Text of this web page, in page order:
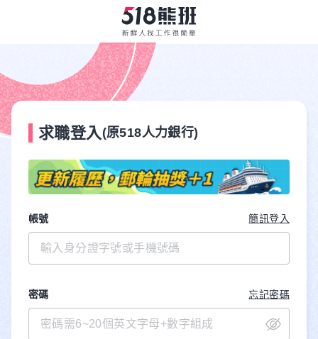
求職登入 (原518人力銀行)
帳號 簡訊登入
密碼 忘記密碼